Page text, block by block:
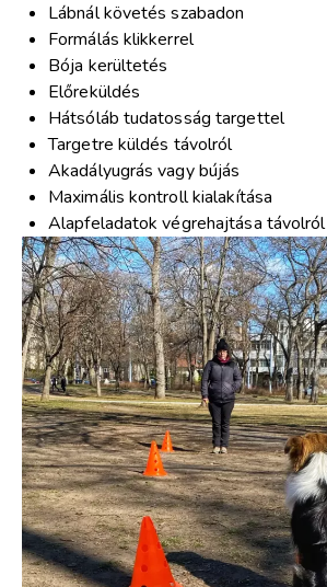
Lábnál követés szabadon
Formálás klikkerrel
Bója kerültetés
Előreküldés
Hátsóláb tudatosság targettel
Targetre küldés távolról
Akadályugrás vagy bújás
Maximális kontroll kialakítása
Alapfeladatok végrehajtása távolról